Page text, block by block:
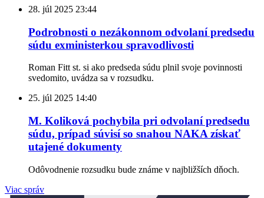
28. júl 2025 23:44
Podrobnosti o nezákonnom odvolaní predsedu
súdu exministerkou spravodlivosti
Roman Fitt st. si ako predseda súdu plnil svoje povinnosti
svedomito, uvádza sa v rozsudku.
25. júl 2025 14:40
M. Koliková pochybila pri odvolaní predsedu
súdu, prípad súvisí so snahou NAKA získať
utajené dokumenty
Odôvodnenie rozsudku bude známe v najbližších dňoch.
Viac správ